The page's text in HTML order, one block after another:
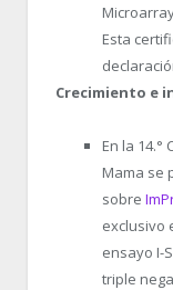
Esta
Crecimiento e
En la
Mama se
sobre
exclusivo
ensayo I-
triple